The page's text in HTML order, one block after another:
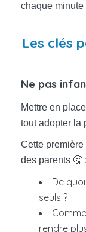
chaque
Les clés
Ne pas
Mettre en
tout adopter la
Cette
des parents 🤔 :
De
seuls ?
rendre